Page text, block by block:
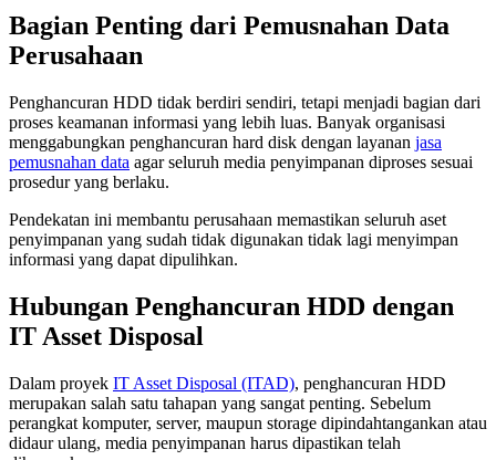
Bagian Penting dari Pemusnahan Data
Perusahaan
Penghancuran HDD tidak berdiri sendiri, tetapi menjadi bagian dari
proses keamanan informasi yang lebih luas. Banyak organisasi
menggabungkan penghancuran hard disk dengan layanan jasa
pemusnahan data agar seluruh media penyimpanan diproses sesuai
prosedur yang berlaku.
Pendekatan ini membantu perusahaan memastikan seluruh aset
penyimpanan yang sudah tidak digunakan tidak lagi menyimpan
informasi yang dapat dipulihkan.
Hubungan Penghancuran HDD dengan
IT Asset Disposal
Dalam proyek IT Asset Disposal (ITAD), penghancuran HDD
merupakan salah satu tahapan yang sangat penting. Sebelum
perangkat komputer, server, maupun storage dipindahtangankan atau
didaur ulang, media penyimpanan harus dipastikan telah